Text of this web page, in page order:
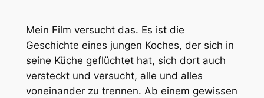
Mein Film versucht das. Es ist die
Geschichte eines jungen Koches, der sich in
seine Küche geflüchtet hat, sich dort auch
versteckt und versucht, alle und alles
voneinander zu trennen. Ab einem gewissen